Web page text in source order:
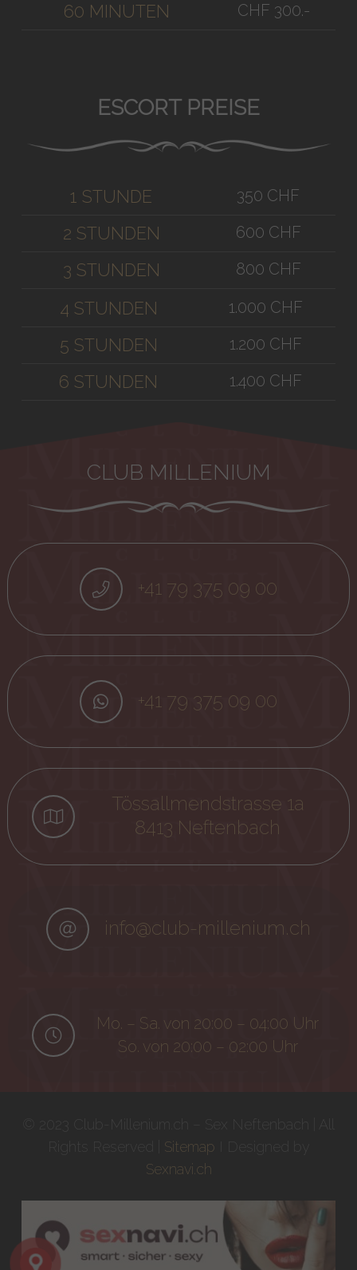
60 MINUTEN CHF 300.-
ESCORT PREISE
1 STUNDE 350 CHF
2 STUNDEN 600 CHF
3 STUNDEN 800 CHF
4 STUNDEN 1.000 CHF
5 STUNDEN 1.200 CHF
6 STUNDEN 1.400 CHF
CLUB MILLENIUM
+41 79 375 09 00
+41 79 375 09 00
Tössallmendstrasse 1a
8413 Neftenbach
info@club-millenium.ch
Mo. – Sa. von 20:00 – 04:00 Uhr
So. von 20:00 – 02:00 Uhr
Sitemap
Sexnavi.ch